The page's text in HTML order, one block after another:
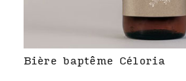
Bière baptême Céloria